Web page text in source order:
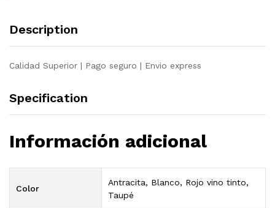
Description
Calidad Superior | Pago seguro | Envio express
Specification
Información adicional
Color
Antracita, Blanco, Rojo vino tinto,
Taupé